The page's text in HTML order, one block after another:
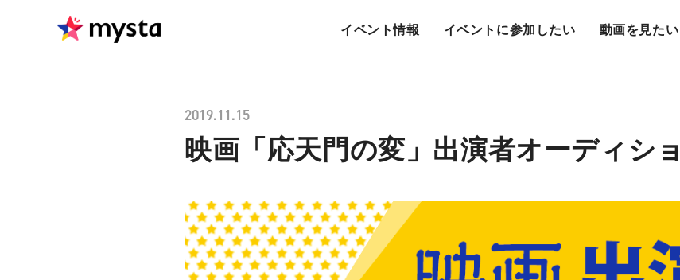
イベント情報 イベントに参加したい 動画を見たい
2019.11.15
映画「応天門の変」出演者オーディシ